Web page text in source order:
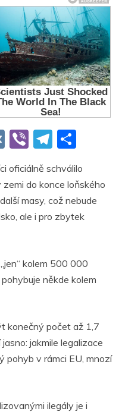
V
Vi
er
T
e
gr
a
ar
e
oficiálně schválilo
do konce loňského
masy, což nebude
ale i pro zbytek
kolem 500 000
někde kolem
konečný počet až 1,7
jakmile legalizace
pohyb v rámci EU, mnozí
ilegály je i